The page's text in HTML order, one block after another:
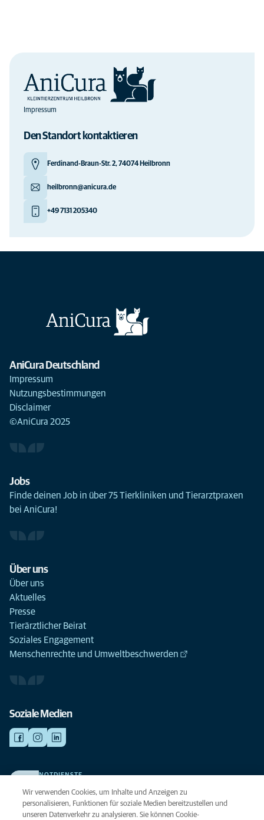
Impressum
Den Standort kontaktieren
Ferdinand-Braun-Str. 2, 74074 Heilbronn
heilbronn@anicura.de
+49 7131 205340
AniCura Deutschland
Impressum
Nutzungsbestimmungen
Disclaimer
©AniCura 2025
Jobs
Finde deinen Job in über 75 Tierkliniken und Tierarztpraxen
bei AniCura!
Über uns
Über uns
Aktuelles
Presse
Tierärztlicher Beirat
Soziales Engagement
Menschenrechte und Umweltbeschwerden
Soziale Medien
NOTDIENSTE
beste Versorgung verdient.
Wir verwenden Cookies, um Inhalte und Anzeigen zu
personalisieren, Funktionen für soziale Medien bereitzustellen und
unseren Datenverkehr zu analysieren. Sie können Cookie-